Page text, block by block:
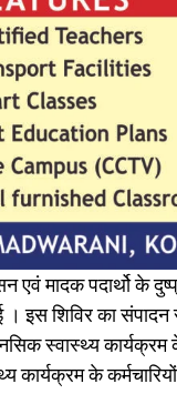
मादक पदार्थो के
। इस शिविर का संपादन
स्वास्थ्य
कार्यक्रम के